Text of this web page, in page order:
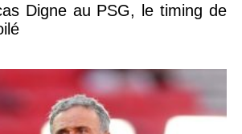
Digne au PSG, le timing de